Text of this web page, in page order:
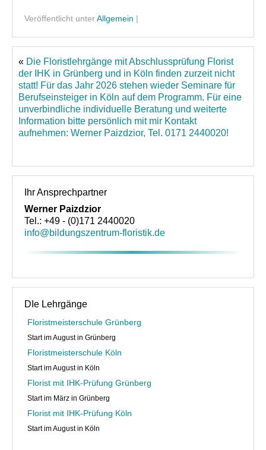
Unsere Philosophie
Partner und Empfehlungen
Kontakt
Veröffentlicht unter Allgemein
« Die Floristlehrgänge mit Abschlussprüfung Florist
der IHK in Grünberg und in Köln finden zurzeit nicht
statt! Für das Jahr 2026 stehen wieder Seminare für
Berufseinsteiger in Köln auf dem Programm. Für eine
unverbindliche individuelle Beratung und weiterte
Information bitte persönlich mit mir Kontakt
aufnehmen: Werner Paizdzior, Tel. 0171 2440020!
Ihr Ansprechpartner
Werner Paizdzior
Tel.: +49 - (0)171 2440020
info@bildungszentrum-floristik.de
DIe Lehrgänge
Floristmeisterschule Grünberg
Start im August in Grünberg
Floristmeisterschule Köln
Start im August in Köln
Florist mit IHK-Prüfung Grünberg
Start im März in Grünberg
Florist mit IHK-Prüfung Köln
Start im August in Köln